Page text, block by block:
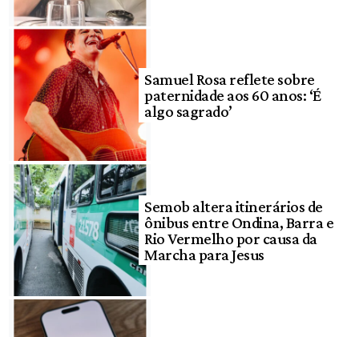
Samuel Rosa reflete sobre
paternidade aos 60 anos: ‘É
algo sagrado’
Semob altera itinerários de
ônibus entre Ondina, Barra e
Rio Vermelho por causa da
Marcha para Jesus